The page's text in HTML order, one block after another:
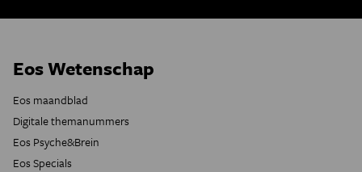
Eos Wetenschap
Eos maandblad
Digitale themanummers
Eos Psyche&Brein
Eos Specials